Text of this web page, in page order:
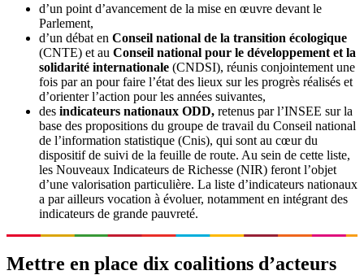
d’un point d’avancement de la mise en œuvre devant le
Parlement,
d’un débat en Conseil national de la transition écologique
(CNTE) et au Conseil national pour le développement et la
solidarité internationale (CNDSI), réunis conjointement une
fois par an pour faire l’état des lieux sur les progrès réalisés et
d’orienter l’action pour les années suivantes,
des indicateurs nationaux ODD, retenus par l’INSEE sur la
base des propositions du groupe de travail du Conseil national
de l’information statistique (Cnis), qui sont au cœur du
dispositif de suivi de la feuille de route. Au sein de cette liste,
les Nouveaux Indicateurs de Richesse (NIR) feront l’objet
d’une valorisation particulière. La liste d’indicateurs nationaux
a par ailleurs vocation à évoluer, notamment en intégrant des
indicateurs de grande pauvreté.
Mettre en place dix coalitions d’acteurs